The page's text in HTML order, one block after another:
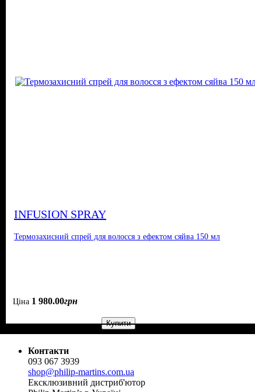
INFUSION SPRAY
Термозахисний спрей для волосся з ефектом сяйва 150 мл
Ціна 1 980.00грн
Купити
Контакти
093 067 3939
shop@philip-martins.com.ua
Ексклюзивний дистриб'ютор